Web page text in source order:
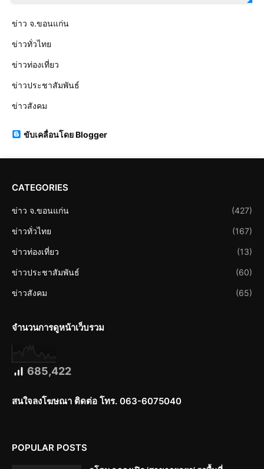
ข่าว จ.ขอนแก่น
ข่าวทั่วไทย
ข่าวท่องเที่ยว
ข่าวประชาสัมพันธ์
ข่าวสังคม
ขับเคลื่อนโดย Blogger
CATEGORIES
ข่าว จ.ขอนแก่น (427)
ข่าวทั่วไทย (167)
ข่าวท่องเที่ยว (13)
ข่าวประชาสัมพันธ์ (60)
ข่าวสังคม (65)
จำนวนการดูหน้าเว็บรวม
685,422
สนใจลงโฆษณา ติดต่อ โทร. 063-6075040
POPULAR POSTS